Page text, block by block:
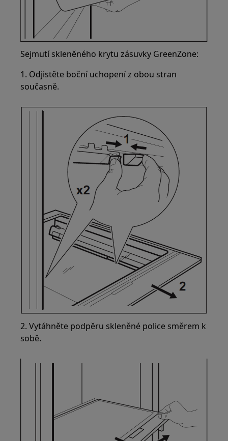
Sejmutí skleněného krytu zásuvky GreenZone:
1. Odjistěte boční uchopení z obou stran
současně.
2. Vytáhněte podpěru skleněné police směrem k
sobě.